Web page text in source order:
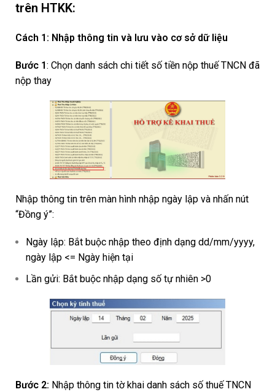
trên HTKK:
Cách 1: Nhập thông tin và lưu vào cơ sở dữ liệu
Bước 1: Chọn danh sách chi tiết số tiền nộp thuế TNCN đã
nộp thay
Nhập thông tin trên màn hình nhập ngày lập và nhấn nút
“Đồng ý”:
Ngày lập: Bắt buộc nhập theo định dạng dd/mm/yyyy,
ngày lập <= Ngày hiện tại
Lần gửi: Bắt buộc nhập dạng số tự nhiên >0
Bước 2: Nhập thông tin tờ khai danh sách số thuế TNCN